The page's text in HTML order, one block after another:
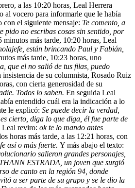
a las 10:20 horas, Leal Herrera
al vocero para informarle que le había
con el siguiente mensaje: Te comento, a
pido no escribas cosas sin sentido, por
minutos más tarde, 10:20 horas, Leal
están brincando Paul y Fabián,
más tarde, 10:23 horas, uno
que el no salió de tus filas, puedo
insistencia de su columnista, Rosado Ruiz
con cierta generosidad de su
Todos lo saben. En seguida Leal
entendido cuál era la indicación a lo
le explicó: Se puede decir la verdad,
cierto, diga lo que diga, él fue parte de
Leal reviro: ok te lo mando antes
horas más tarde, a las 12:21 horas, con
así o más fuerte. Y más abajo el texto:
salieron grandes personajes,
ESTRADA, un joven que surgió
de canto en la región 94, donde
a ser parte de su grupo y se le dio la